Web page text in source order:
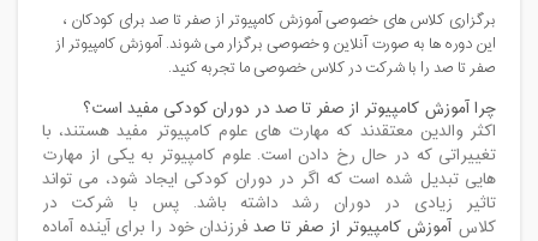
برگزاری کلاس های خصوصی آموزش کامپیوتر از صفر تا صد برای کودکان ،
این دوره ها به صورت آنلاین و خصوصی برگزار می شوند. آموزش کامپیوتر از
صفر تا صد را با شرکت در کلاس خصوصی ما تجربه کنید.
چرا آموزش کامپیوتر از صفر تا صد در دوران کودکی مفید است؟
اکثر والدین معتقدند که مهارت های علوم کامپیوتر مفید هستند، با
تغییراتی که در حال رخ دادن است. علوم کامپیوتر به یکی از مهارت
هایی تبدیل شده است که اگر در دوران کودکی ایجاد شود، می تواند
تاثیر زیادی در دوران رشد داشته باشد. پس با شرکت در
کلاس آموزش کامپیوتر از صفر تا صد فرزندان خود را برای آینده آماده